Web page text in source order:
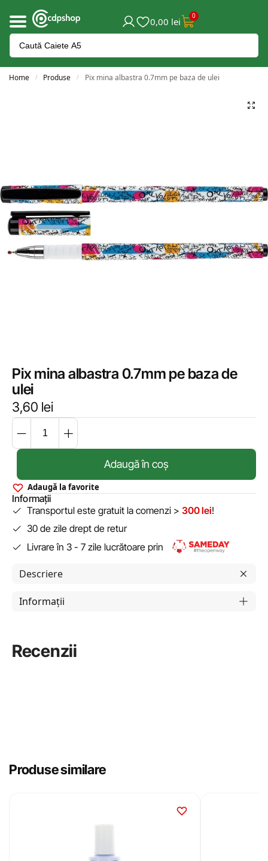
0,00 lei 0
Home / Produse / Pix mina albastra 0.7mm pe baza de ulei
Pix mina albastra 0.7mm pe baza de
ulei
3,60 lei
Adaugă în coș
Adaugă la favorite
Informații
Transportul este gratuit la comenzi > 300 lei!
30 de zile drept de retur
Livrare în 3 - 7 zile lucrătoare prin
Descriere
Informații
Recenzii
Produse similare